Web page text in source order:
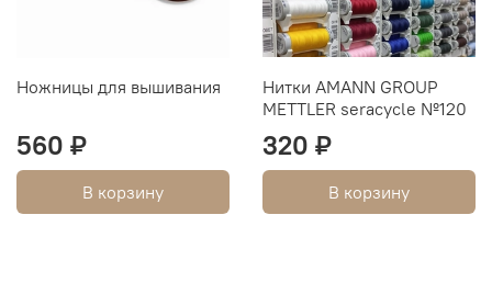
Ножницы для вышивания
560 ₽
В корзину
Нитки AMANN GROUP
METTLER seracycle №120
320 ₽
В корзину